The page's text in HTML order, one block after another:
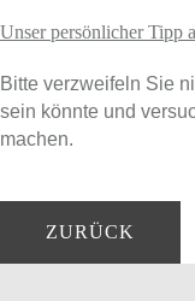
Unser persönlicher Tipp
Bitte verzweifeln Sie
sein könnte und
machen.
ZURÜCK